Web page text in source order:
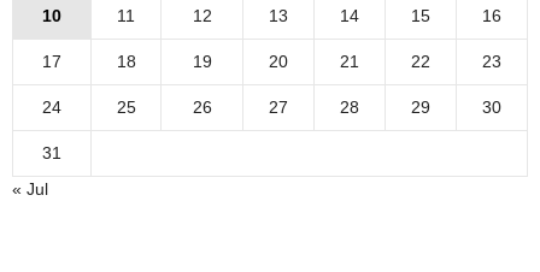
10 11 12 13 14 15 16
17 18 19 20 21 22 23
24 25 26 27 28 29 30
31
« Jul